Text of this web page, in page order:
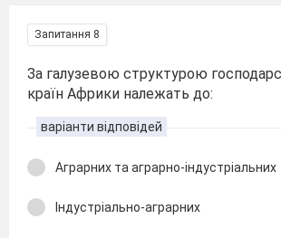
Запитання 8
За галузевою структурою
країн Африки належать до:
варіанти відповідей
Аграрних та аграрно-індустріальних
Індустріально-аграрних